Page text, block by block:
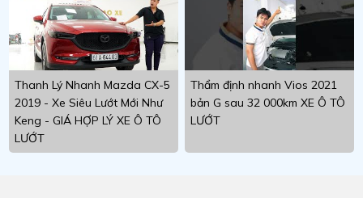
Thanh Lý Nhanh Mazda CX-5
2019 - Xe Siêu Lướt Mới Như
Keng - GIÁ HỢP LÝ XE Ô TÔ
LƯỚT
Thẩm định nhanh Vios 2021
bản G sau 32 000km XE Ô TÔ
LƯỚT